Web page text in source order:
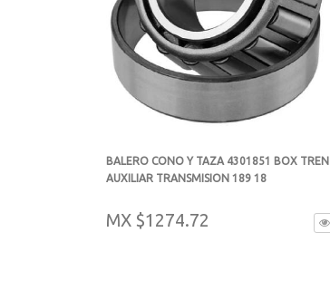
BALERO CONO Y TAZA 4301851 BOX TREN
AUXILIAR TRANSMISION 189 18
MX $1274.72